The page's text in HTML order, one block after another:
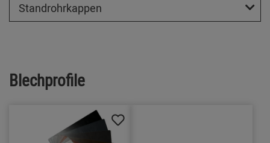
Standrohrkappen
Blechprofile